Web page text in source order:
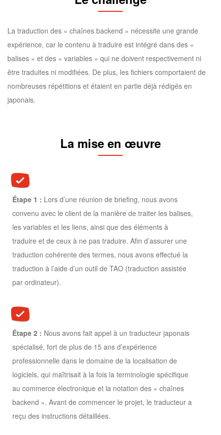
La traduction des « chaînes backend » nécessite une grande
expérience, car le contenu à traduire est intégré dans des «
balises » et des « variables » qui ne doivent respectivement ni
être traduites ni modifiées. De plus, les fichiers comportaient de
nombreuses répétitions et étaient en partie déjà rédigés en
japonais.
La mise en œuvre
Étape 1 : Lors d’une réunion de briefing, nous avons
convenu avec le client de la manière de traiter les balises,
les variables et les liens, ainsi que des éléments à
traduire et de ceux à ne pas traduire. Afin d’assurer une
traduction cohérente des termes, nous avons effectué la
traduction à l’aide d’un outil de TAO (traduction assistée
par ordinateur).
Étape 2 : Nous avons fait appel à un traducteur japonais
spécialisé, fort de plus de 15 ans d’expérience
professionnelle dans le domaine de la localisation de
logiciels, qui maîtrisait à la fois la terminologie spécifique
au commerce électronique et la notation des « chaînes
backend ». Avant de commencer le projet, le traducteur a
reçu des instructions détaillées.